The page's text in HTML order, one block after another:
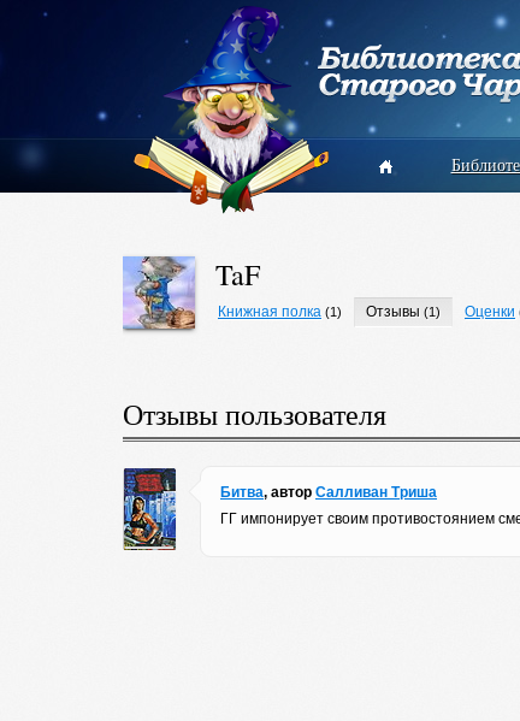
TaF
Книжная полка (1) Отзывы (1) Оценки
Отзывы пользователя
Битва, автор Салливан Триша
ГГ импонирует своим противостоянием